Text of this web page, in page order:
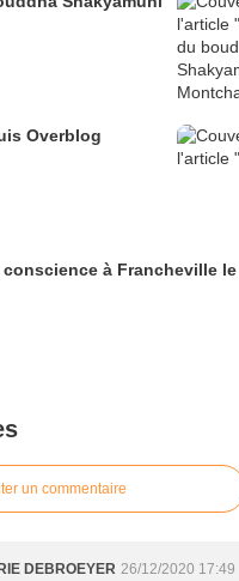
Article publié depuis Overblog
à Francheville le
un commentaire
DEBROEYER 26/12/2020 17:49